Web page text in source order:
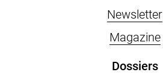
Newsletter
Magazine
Dossiers